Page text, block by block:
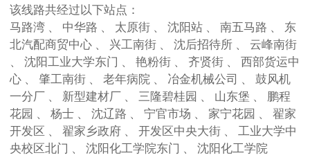
该线路共经过以下站点：
马路湾 、 中华路 、 太原街 、 沈阳站 、 南五马路 、 东
北汽配商贸中心 、 兴工南街 、 沈后招待所 、 云峰南街
、 沈阳工业大学东门 、 艳粉街 、 齐贤街 、 西部货运中
心 、 肇工南街 、 老年病院 、 冶金机械公司 、 鼓风机
一分厂 、 新型建材厂 、 三隆碧桂园 、 山东堡 、 鹏程
花园 、 杨士 、 沈辽路 、 宁官市场 、 家宁花园 、 翟家
开发区 、 翟家乡政府 、 开发区中央大街 、 工业大学中
央校区北门 、 沈阳化工学院东门 、 沈阳化工学院